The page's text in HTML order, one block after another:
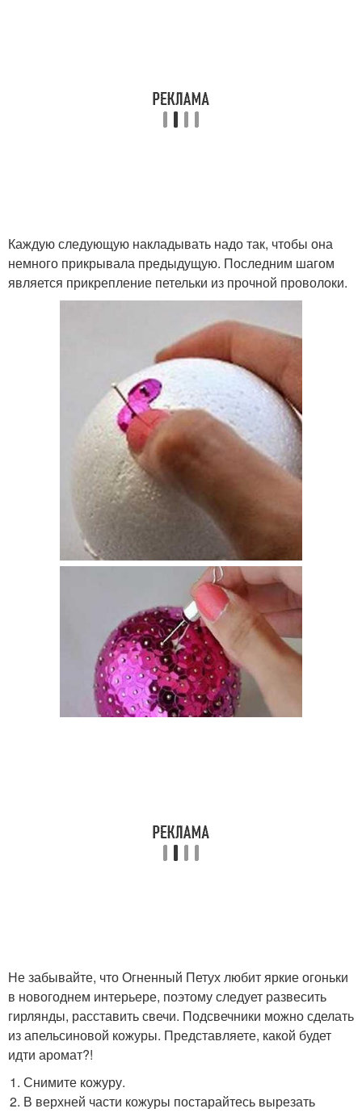
Каждую следующую накладывать надо так, чтобы она
немного прикрывала предыдущую. Последним шагом
является прикрепление петельки из прочной проволоки.
Не забывайте, что Огненный Петух любит яркие огоньки
в новогоднем интерьере, поэтому следует развесить
гирлянды, расставить свечи. Подсвечники можно сделать
из апельсиновой кожуры. Представляете, какой будет
идти аромат?!
Снимите кожуру.
В верхней части кожуры постарайтесь вырезать